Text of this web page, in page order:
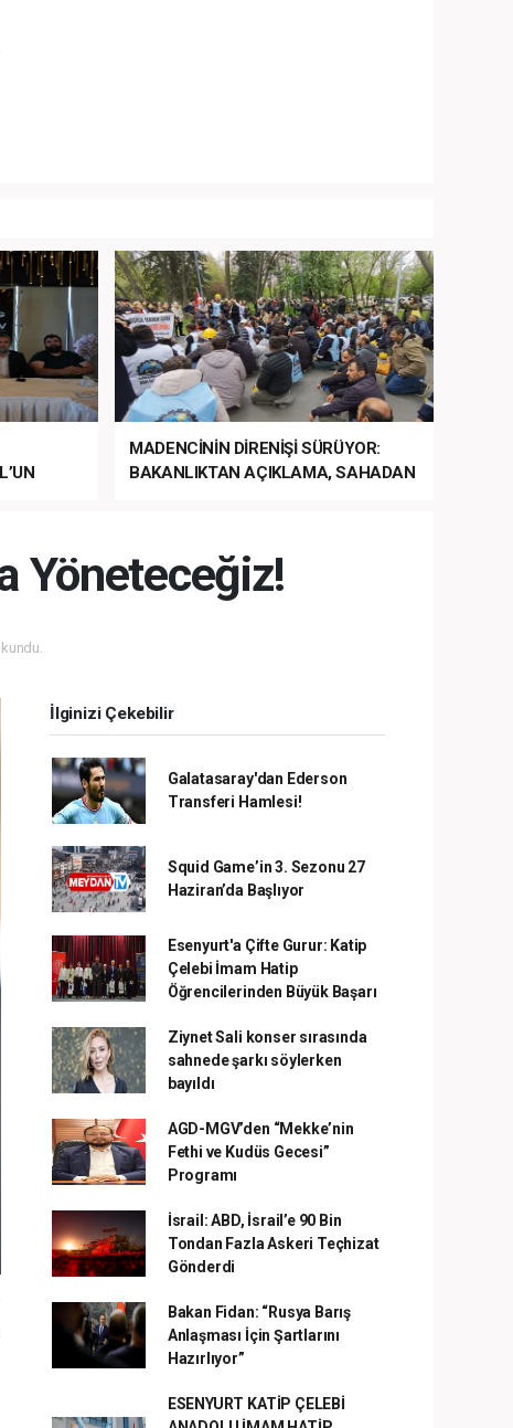
MADENCİNİN DİRENİŞİ SÜRÜYOR:
BAKANLIKTAN AÇIKLAMA, SAHADAN
Yöneteceğiz!
İlginizi Çekebilir
Galatasaray'dan Ederson
Transferi Hamlesi!
Squid Game’in 3. Sezonu 27
Haziran’da Başlıyor
Esenyurt'a Çifte Gurur: Katip
Çelebi İmam Hatip
Öğrencilerinden Büyük Başarı
Ziynet Sali konser sırasında
sahnede şarkı söylerken
bayıldı
AGD-MGV’den “Mekke’nin
Fethi ve Kudüs Gecesi”
Programı
İsrail: ABD, İsrail’e 90 Bin
Tondan Fazla Askeri Teçhizat
Gönderdi
Bakan Fidan: “Rusya Barış
Anlaşması İçin Şartlarını
Hazırlıyor”
ESENYURT KATİP ÇELEBİ